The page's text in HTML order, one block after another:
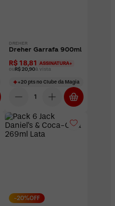
DREHER
Dreher Garrafa 900ml
R$ 18,81 ASSINATURA+
ouR$ 20,90à vista
+20 pts no Clube da Magia
-20%OFF